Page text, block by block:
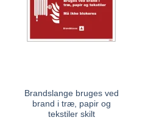
Brandslange bruges ved
brand i træ, papir og
tekstiler skilt